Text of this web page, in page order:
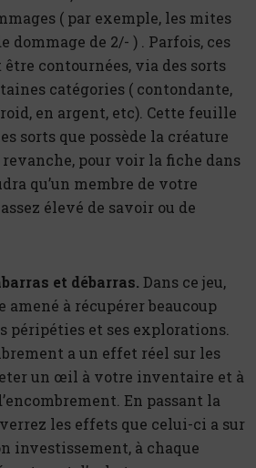
( par exemple, les mites
dommage de 2/- ) . Parfois, ces
contournées, via des sorts
catégories ( contondante,
en argent, etc). Cette feuille
sorts que possède la créature
revanche, pour voir la fiche dans
qu’un membre de votre
élevé de savoir ou de
et débarras. Dans ce jeu,
amené à récupérer beaucoup
péripéties et ses explorations.
a un effet réel sur les
un œil à votre inventaire et à
En passant la
les effets que celui-ci a sur
investissement, à chaque